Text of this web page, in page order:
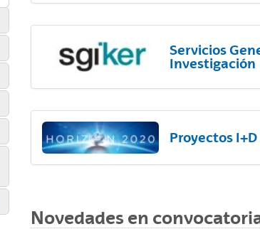
Servicios
Investigación
Proyectos
Novedades en